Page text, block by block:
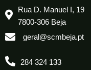
Rua D. Manuel I, 19
7800-306 Beja
geral@scmbeja.pt
284 324 133